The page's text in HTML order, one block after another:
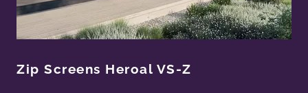
Zip Screens Heroal VS-Z